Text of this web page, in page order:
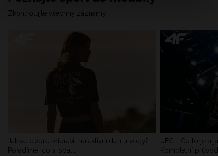
Zkontrolujte všechny záznamy
Jak se dobře připravit na aktivní den u vody?
Poradíme, co si sbalit
UFC - Co to je a
Kompletní